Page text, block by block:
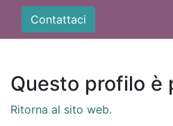
Contattaci
Questo profilo è
Ritorna al sito web.